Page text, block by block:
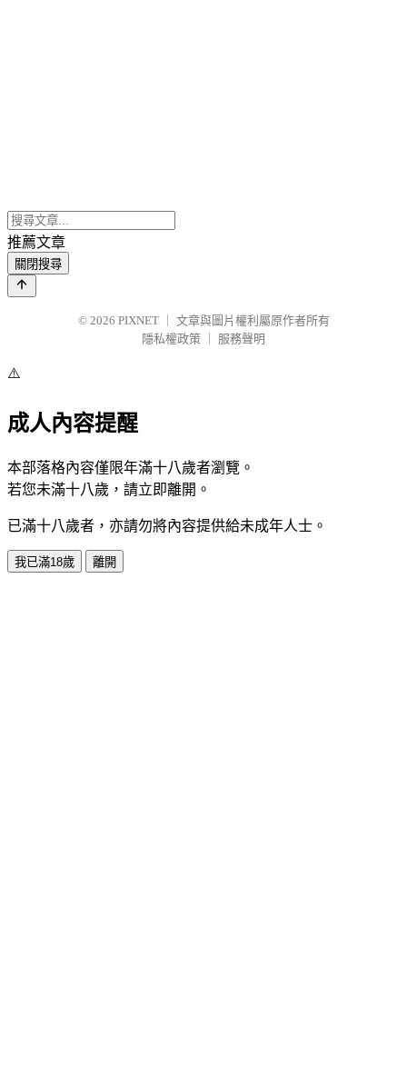
推薦文章
關閉搜尋
© 2026 PIXNET
文章與圖片權利屬原作者所有
隱私權政策
服務聲明
⚠️
成人內容提醒
本部落格內容僅限年滿十八歲者瀏覽。
若您未滿十八歲，請立即離開。
已滿十八歲者，亦請勿將內容提供給未成年人士。
我已滿18歲 離開